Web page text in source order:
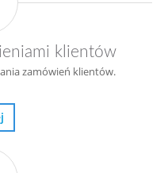
klientów
zamówień klientów.